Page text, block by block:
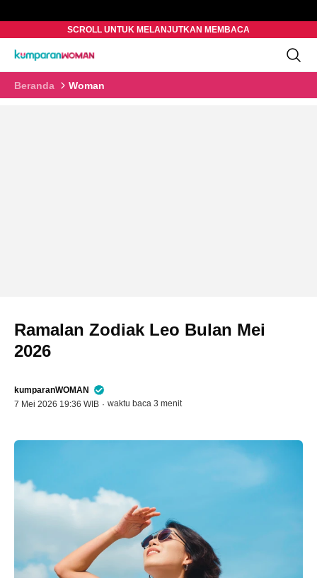
SCROLL UNTUK MELANJUTKAN MEMBACA
Beranda Woman
Ramalan Zodiak Leo Bulan Mei
2026
kumparanWOMAN
7 Mei 2026 19:36 WIB · waktu baca 3 menit